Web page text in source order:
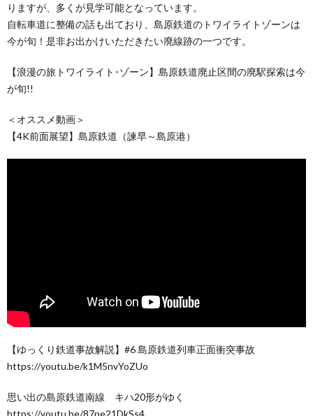
りますが、多くが見学可能となっています。
自転車道に整備の話も出ており、島原鉄道のトワイライトゾーンは
今が旬！是非お出かけいただきたい廃線跡の一つです。
【浪漫の旅トワイライト･ゾーン】島原鉄道廃止区間の廃駅探索は今
が旬!!
＜オススメ動画＞
【4K前面展望】島原鉄道（諫早～島原港）
【ゆっくり鉄道事故解説】#6 島原鉄道列車正面衝突事故
https://youtu.be/k1M5nvYoZUo
思い出の島原鉄道南線 キハ20形がゆく
https://youtu.be/87pe21DkSs4